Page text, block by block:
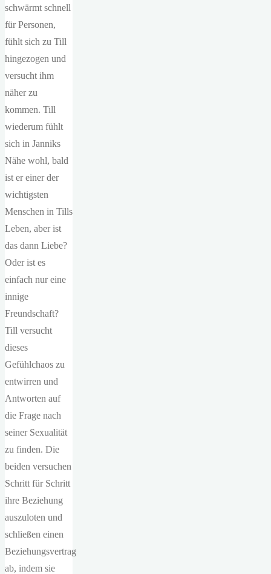
schwärmt schnell
für Personen,
fühlt sich zu Till
hingezogen und
versucht ihm
näher zu
kommen. Till
wiederum fühlt
sich in Janniks
Nähe wohl, bald
ist er einer der
wichtigsten
Menschen in Tills
Leben, aber ist
das dann Liebe?
Oder ist es
einfach nur eine
innige
Freundschaft?
Till versucht
dieses
Gefühlchaos zu
entwirren und
Antworten auf
die Frage nach
seiner Sexualität
zu finden. Die
beiden versuchen
Schritt für Schritt
ihre Beziehung
auszuloten und
schließen einen
Beziehungsvertrag
ab, indem sie